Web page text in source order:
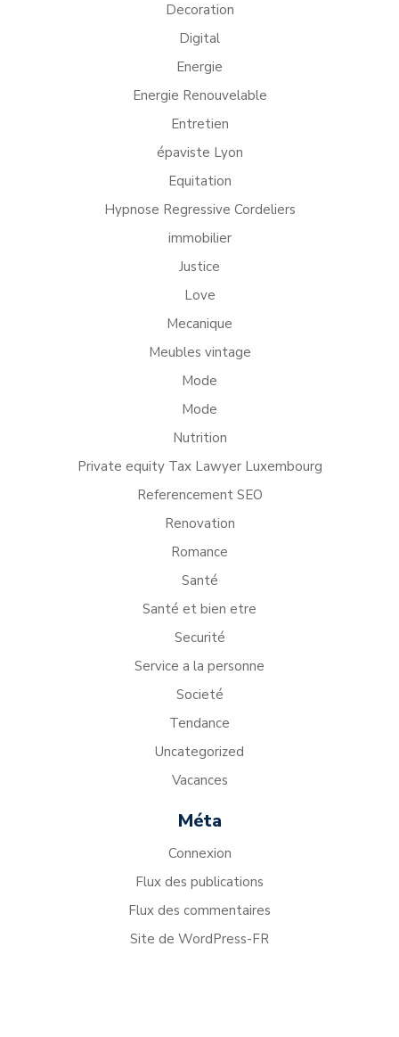
Decoration
Digital
Energie
Energie Renouvelable
Entretien
épaviste Lyon
Equitation
Hypnose Regressive Cordeliers
immobilier
Justice
Love
Mecanique
Meubles vintage
Mode
Mode
Nutrition
Private equity Tax Lawyer Luxembourg
Referencement SEO
Renovation
Romance
Santé
Santé et bien etre
Securité
Service a la personne
Societé
Tendance
Uncategorized
Vacances
Méta
Connexion
Flux des publications
Flux des commentaires
Site de WordPress-FR